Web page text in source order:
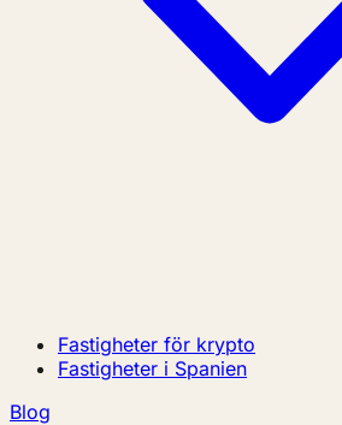
Fastigheter för krypto
Fastigheter i Spanien
Blog